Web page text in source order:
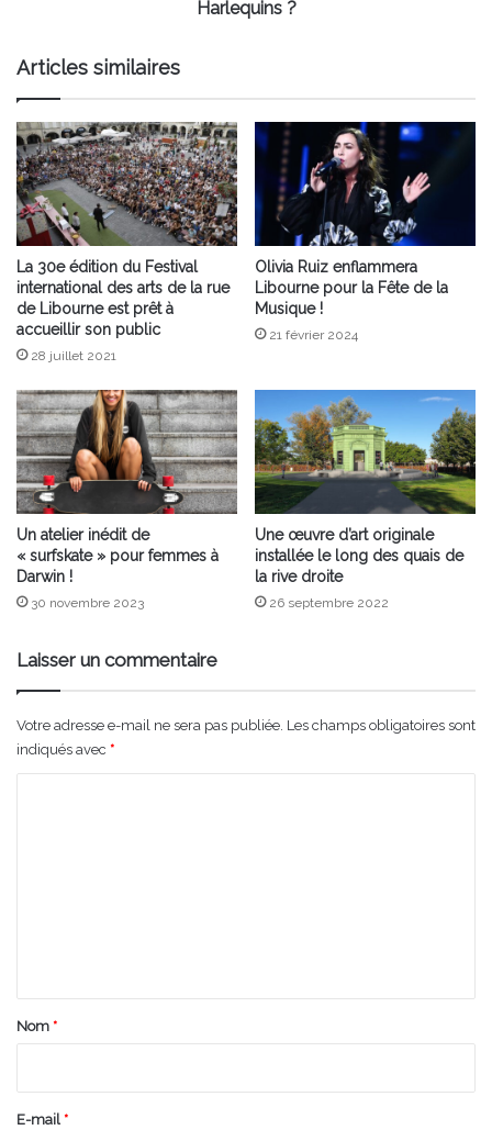
Harlequins ?
Articles similaires
La 30e édition du Festival
international des arts de la rue
de Libourne est prêt à
accueillir son public
28 juillet 2021
Olivia Ruiz enflammera
Libourne pour la Fête de la
Musique !
21 février 2024
Un atelier inédit de
« surfskate » pour femmes à
Darwin !
30 novembre 2023
Une œuvre d’art originale
installée le long des quais de
la rive droite
26 septembre 2022
Laisser un commentaire
Votre adresse e-mail ne sera pas publiée. Les champs obligatoires sont
indiqués avec *
a
e
Nom *
E-mail *